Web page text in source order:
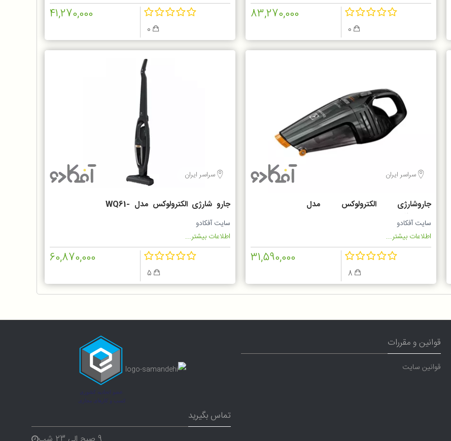
83,270,000
41,270,000
سراسر ایران
جاروشارژی الکترولوکس مدل
ZB6214IGM
سایت آفکادو
اطلاعات بیشتر...
31,590,000
سراسر ایران
جارو شارژی الکترولوکس مدل WQ61-
1OGG
سایت آفکادو
اطلاعات بیشتر...
60,870,000
قوانین و مقررات
قوانین سایت
تماس بگیرید